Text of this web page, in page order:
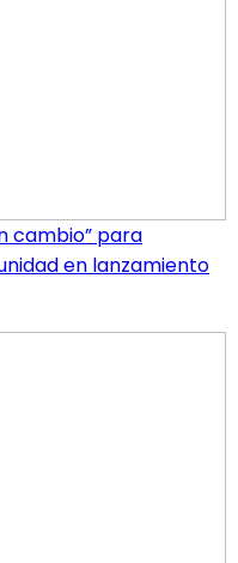
cambio” para
en lanzamiento